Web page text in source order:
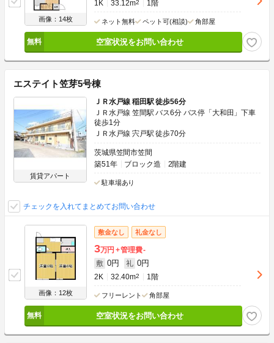
画像：14枚
1K 33.12m2 1階
ネット無料 ペット可(相談) 角部屋
空室状況をお問い合わせ
エステイト笠芽5号棟
賃貸アパート
ＪＲ水戸線 稲田駅 徒歩56分
ＪＲ水戸線 笠間駅 バス6分 バス停「大和田」下車
徒歩1分
ＪＲ水戸線 宍戸駅 徒歩70分
茨城県笠間市笠間
築51年
ブロック造 2階建
駐車場あり
チェックを入れてまとめてお問い合わせ
画像：12枚
敷金なし 礼金なし
3万円 管理費-
敷 0円 礼 0円
2K 32.40m2 1階
フリーレント 角部屋
空室状況をお問い合わせ